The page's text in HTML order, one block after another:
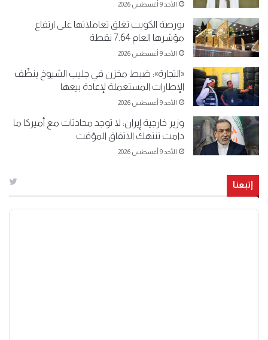
الأحد 9 أغسطس 2026
بورصة الكويت تغلق تعاملاتها على ارتفاع
مؤشرها العام 7.64 نقطة
الأحد 9 أغسطس 2026
«التجارة»: ضبط مخزن في جليب الشيوخ ينظّف
الإطارات المستعملة لإعادة بيعها
الأحد 9 أغسطس 2026
وزير خارجية إيران: لا توجد محادثات مع أميركا ما
دامت تنتهك الاتفاق المؤقت
الأحد 9 أغسطس 2026
إتبعنا